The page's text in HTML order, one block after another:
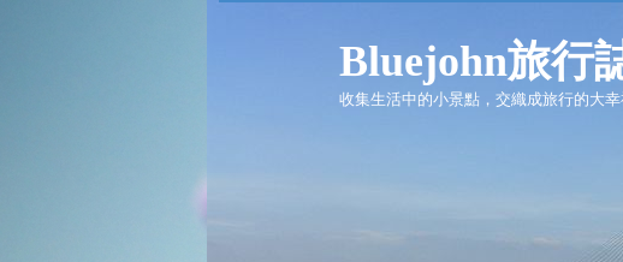
Bluejohn旅行
收集生活中的小景點，交織成旅行的大